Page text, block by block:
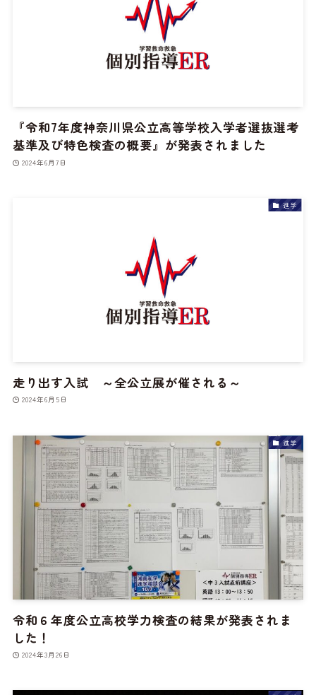
『令和7年度神奈川県公立高等学校入学者選抜選考
基準及び特色検査の概要』が発表されました
2024年6月7日
進学
走り出す入試 ～全公立展が催される～
2024年6月5日
進学
令和６年度公立高校学力検査の結果が発表されま
した！
2024年3月26日